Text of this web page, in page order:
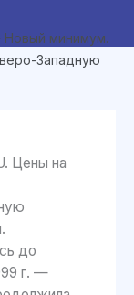
Новый минимум.
Западную
Цены на
до
г. —